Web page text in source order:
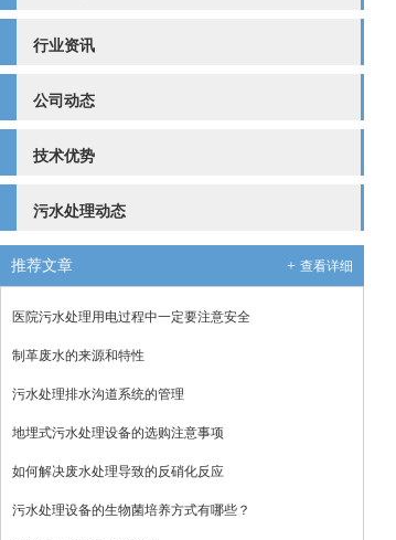
行业资讯
公司动态
技术优势
污水处理动态
推荐文章 + 查看详细
医院污水处理用电过程中一定要注意安全
制革废水的来源和特性
污水处理排水沟道系统的管理
地埋式污水处理设备的选购注意事项
如何解决废水处理导致的反硝化反应
污水处理设备的生物菌培养方式有哪些？